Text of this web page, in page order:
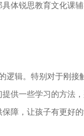
体锐思教育文化课
辑。特别对于刚接
供一些学习的方法
障，让孩子有更好的